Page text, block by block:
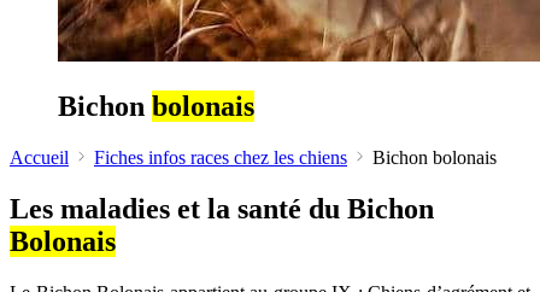
Bichon bolonais
Accueil Fiches infos races chez les chiens Bichon bolonais
Les maladies et la santé du Bichon
Bolonais